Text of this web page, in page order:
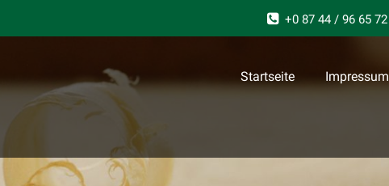
+0 87 44 / 96 65 72
Startseite Impressum